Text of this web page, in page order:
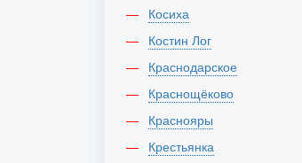
Косиха
Костин Лог
Краснодарское
Краснощёково
Краснояры
Крестьянка